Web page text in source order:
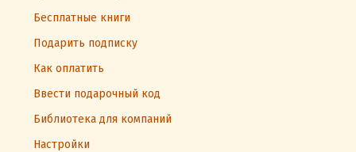
Бесплатные книги
Подарить подписку
Как оплатить
Ввести подарочный код
Библиотека для компаний
Настройки